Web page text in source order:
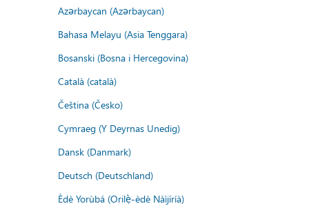
Azərbaycan (Azərbaycan)
Bahasa Melayu (Asia Tenggara)
Bosanski (Bosna i Hercegovina)
Català (català)
Čeština (Česko)
Cymraeg (Y Deyrnas Unedig)
Dansk (Danmark)
Deutsch (Deutschland)
Èdè Yorùbá (Orilẹ̀-èdè Nàìjíríà)